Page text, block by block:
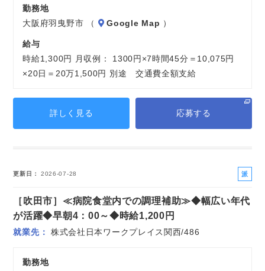
勤務地
大阪府羽曳野市 （
Google Map ）
給与
時給1,300円 月収例： 1300円×7時間45分＝10,075円
×20日＝20万1,500円 別途 交通費全額支給
詳しく見る 応募する
更新日 2026-07-28
派
社
［吹田市］≪病院食堂内での調理補助≫◆幅広い年代
が活躍◆早朝4：00～◆時給1,200円
就業先 株式会社日本ワークプレイス関西/486
勤務地